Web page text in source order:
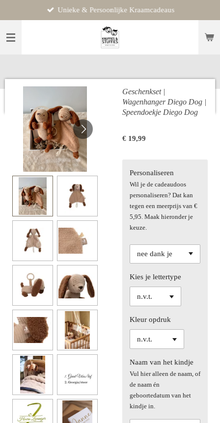
direct
naar
Unieke & Persoonlijke Kraamcadeaus
Geschenkset |
Wagenhanger Diego Dog |
Speendoekje Diego Dog
€ 19,99
Personaliseren
Wil je de cadeaudoos
personaliseren? Dat kan
tegen een meerprijs van €
5,95. Maak hieronder je
keuze.
Kies je lettertype
Kleur opdruk
Naam van het kindje
Vul hier alleen de naam, of
de naam én
geboortedatum van het
kindje in.